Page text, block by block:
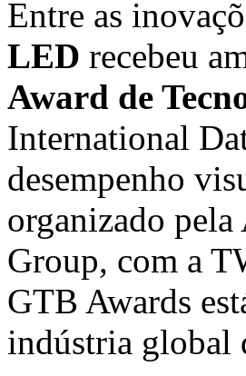
Entre as
LED recebeu
Award de
International
desempenho
organizado
Group, com a
GTB Awards
indústria global